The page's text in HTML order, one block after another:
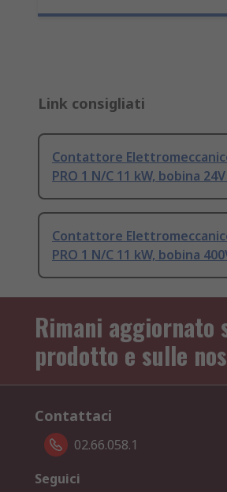
Link consigliati
Contattore
PRO 1 N/C 11 kW, bobina
Contattore
PRO 1 N/C 11 kW, bobina
Rimani aggiornato
prodotto e sulle
Contattaci
02.66.058.1
Seguici